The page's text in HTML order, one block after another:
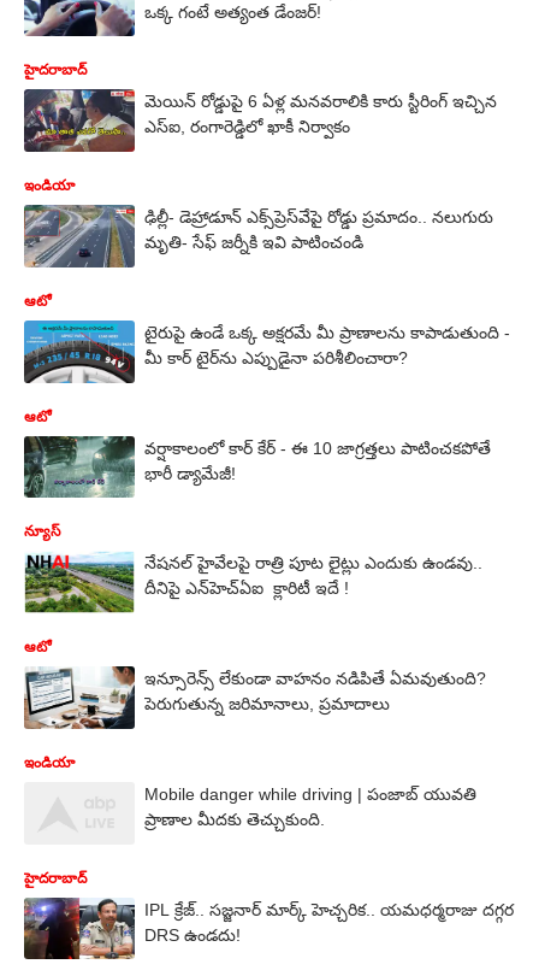
ఒక్క గంటే అత్యంత డేంజర్!
హైదరాబాద్
మెయిన్ రోడ్డుపై 6 ఏళ్ల మనవరాలికి కారు స్టీరింగ్ ఇచ్చిన
ఎస్ఐ, రంగారెడ్డిలో ఖాకీ నిర్వాకం
ఇండియా
ఢిల్లీ- డెహ్రాడూన్ ఎక్స్‌ప్రెస్‌వేపై రోడ్డు ప్రమాదం.. నలుగురు
మృతి- సేఫ్ జర్నీకి ఇవి పాటించండి
ఆటో
టైరుపై ఉండే ఒక్క అక్షరమే మీ ప్రాణాలను కాపాడుతుంది -
మీ కార్‌ టైర్‌ను ఎప్పుడైనా పరిశీలించారా?
ఆటో
వర్షాకాలంలో కార్‌ కేర్‌ - ఈ 10 జాగ్రత్తలు పాటించకపోతే
భారీ డ్యామేజీ!
న్యూస్
నేషనల్ హైవేలపై రాత్రి పూట లైట్లు ఎందుకు ఉండవు..
దీనిపై ఎన్‌హెచ్‌ఏఐ క్లారిటీ ఇదే !
ఆటో
ఇన్సూరెన్స్ లేకుండా వాహనం నడిపితే ఏమవుతుంది?
పెరుగుతున్న జరిమానాలు, ప్రమాదాలు
ఇండియా
Mobile danger while driving | పంజాబ్ యువతి
ప్రాణాల మీదకు తెచ్చుకుంది.
హైదరాబాద్
IPL క్రేజ్.. సజ్జనార్ మార్క్ హెచ్చరిక.. యమధర్మరాజు దగ్గర
DRS ఉండదు!